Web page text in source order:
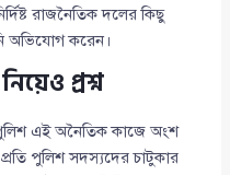
রাজনৈতিক দলের কিছু
অভিযোগ করেন।
প্রশ্ন
এই অনৈতিক কাজে অংশ
পুলিশ সদস্যদের চাটুকার